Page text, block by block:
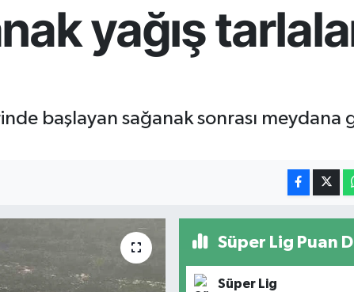
yağış
başlayan sağanak sonrası meydana
Süper Lig Puan
Süper Lig